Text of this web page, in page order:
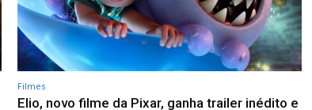
Filmes
Elio, novo filme da Pixar, ganha trailer inédito e